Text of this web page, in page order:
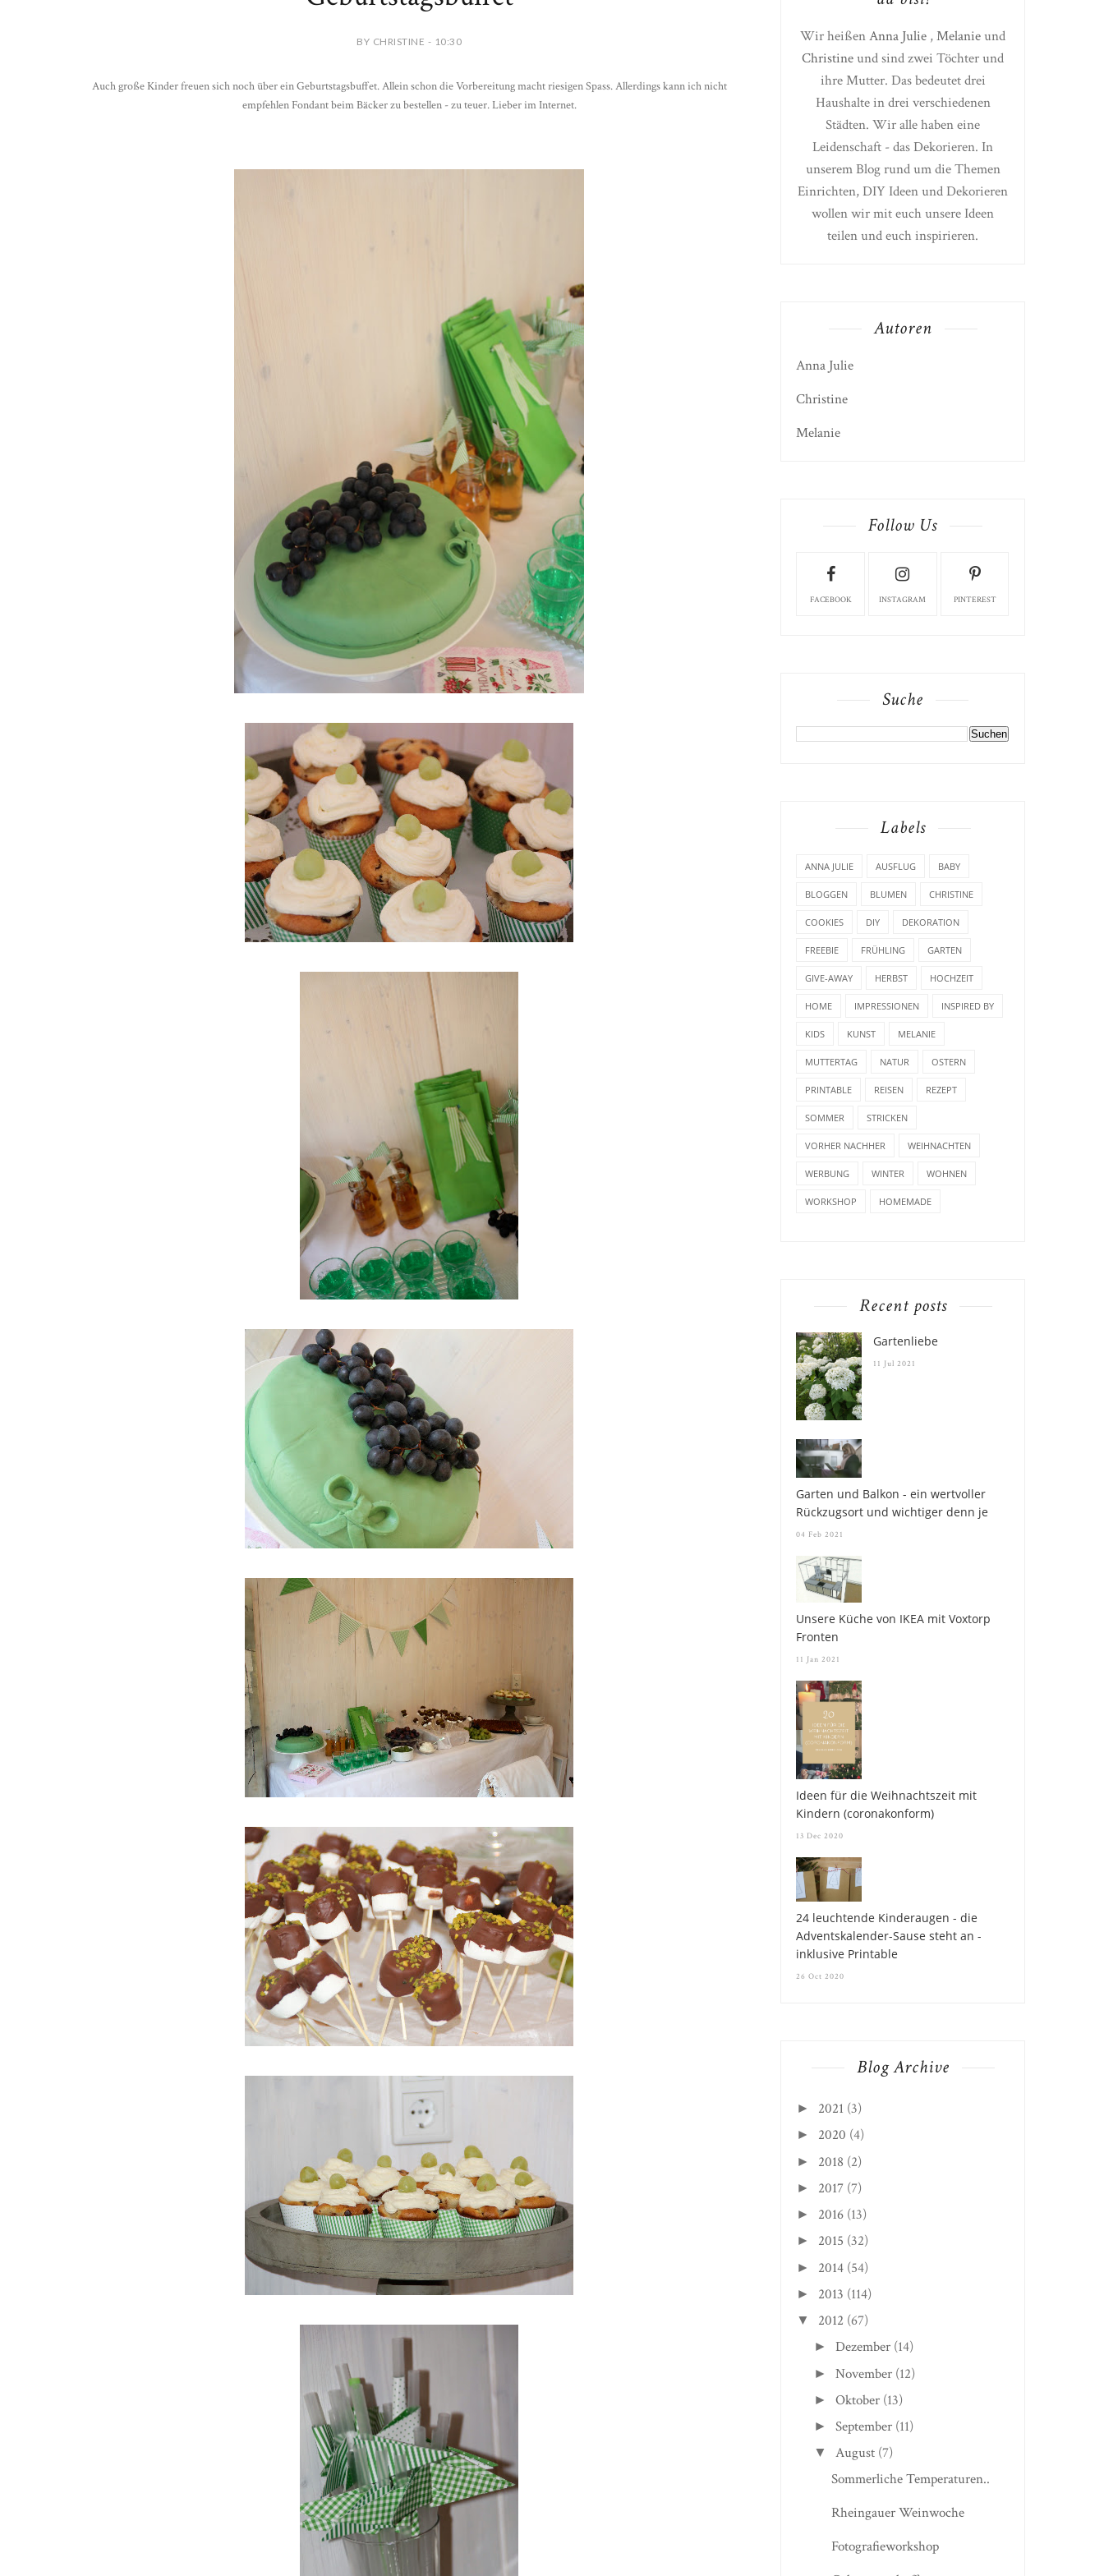
BY CHRISTINE - 10:30
Auch große Kinder freuen sich noch über ein Geburtstagsbuffet. Allein schon die Vorbereitung macht riesigen Spass. Allerdings kann ich nicht
empfehlen Fondant beim Bäcker zu bestellen - zu teuer. Lieber im Internet.
Wir heißenAnna Julie ,Melanieund
Christineund sind zwei Töchter und
ihre Mutter. Das bedeutet drei
Haushalte in drei verschiedenen
Städten. Wir alle haben eine
Leidenschaft - das Dekorieren. In
unserem Blog rund um die Themen
Einrichten, DIY Ideen und Dekorieren
wollen wir mit euch unsere Ideen
teilen und euch inspirieren.
Autoren
Anna Julie
Christine
Melanie
Follow Us
FACEBOOK INSTAGRAM PINTEREST
Suche
Labels
ANNA JULIE AUSFLUG BABY
BLOGGEN BLUMEN CHRISTINE
COOKIES DIY DEKORATION
FREEBIE FRÜHLING GARTEN
GIVE-AWAY HERBST HOCHZEIT
HOME IMPRESSIONEN INSPIRED BY
KIDS KUNST MELANIE
MUTTERTAG NATUR OSTERN
PRINTABLE REISEN REZEPT
SOMMER STRICKEN
VORHER NACHHER WEIHNACHTEN
WERBUNG WINTER WOHNEN
WORKSHOP HOMEMADE
Recent posts
Gartenliebe
11 Jul 2021
Garten und Balkon - ein wertvoller
Rückzugsort und wichtiger denn je
04 Feb 2021
Unsere Küche von IKEA mit Voxtorp
Fronten
11 Jan 2021
Ideen für die Weihnachtszeit mit
Kindern (coronakonform)
13 Dec 2020
24 leuchtende Kinderaugen - die
Adventskalender-Sause steht an -
inklusive Printable
26 Oct 2020
Blog Archive
► 2021 (3)
► 2020 (4)
► 2018 (2)
► 2017 (7)
► 2016 (13)
► 2015 (32)
► 2014 (54)
► 2013 (114)
▼ 2012 (67)
► Dezember (14)
► November (12)
► Oktober (13)
► September (11)
▼ August (7)
Sommerliche Temperaturen..
Rheingauer Weinwoche
Fotografieworkshop